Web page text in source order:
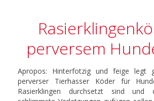
perversem
Apropos: Hinterfotzig und feige legt
perverser Tierhasser Köder für
Rasierklingen durchsetzt sind und